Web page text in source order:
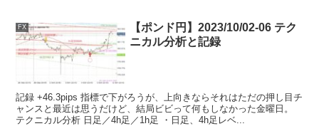
FX
【ポンド円】2023/10/02-06 テク
ニカル分析と記録
記録 +46.3pips 指標で下がろうが、上向きならそれはただの押し目チ
ャンスと最近は思うだけど、結局ビビって何もしなかった金曜日。
テクニカル分析 日足／4h足／1h足 ・日足、4h足レベ...